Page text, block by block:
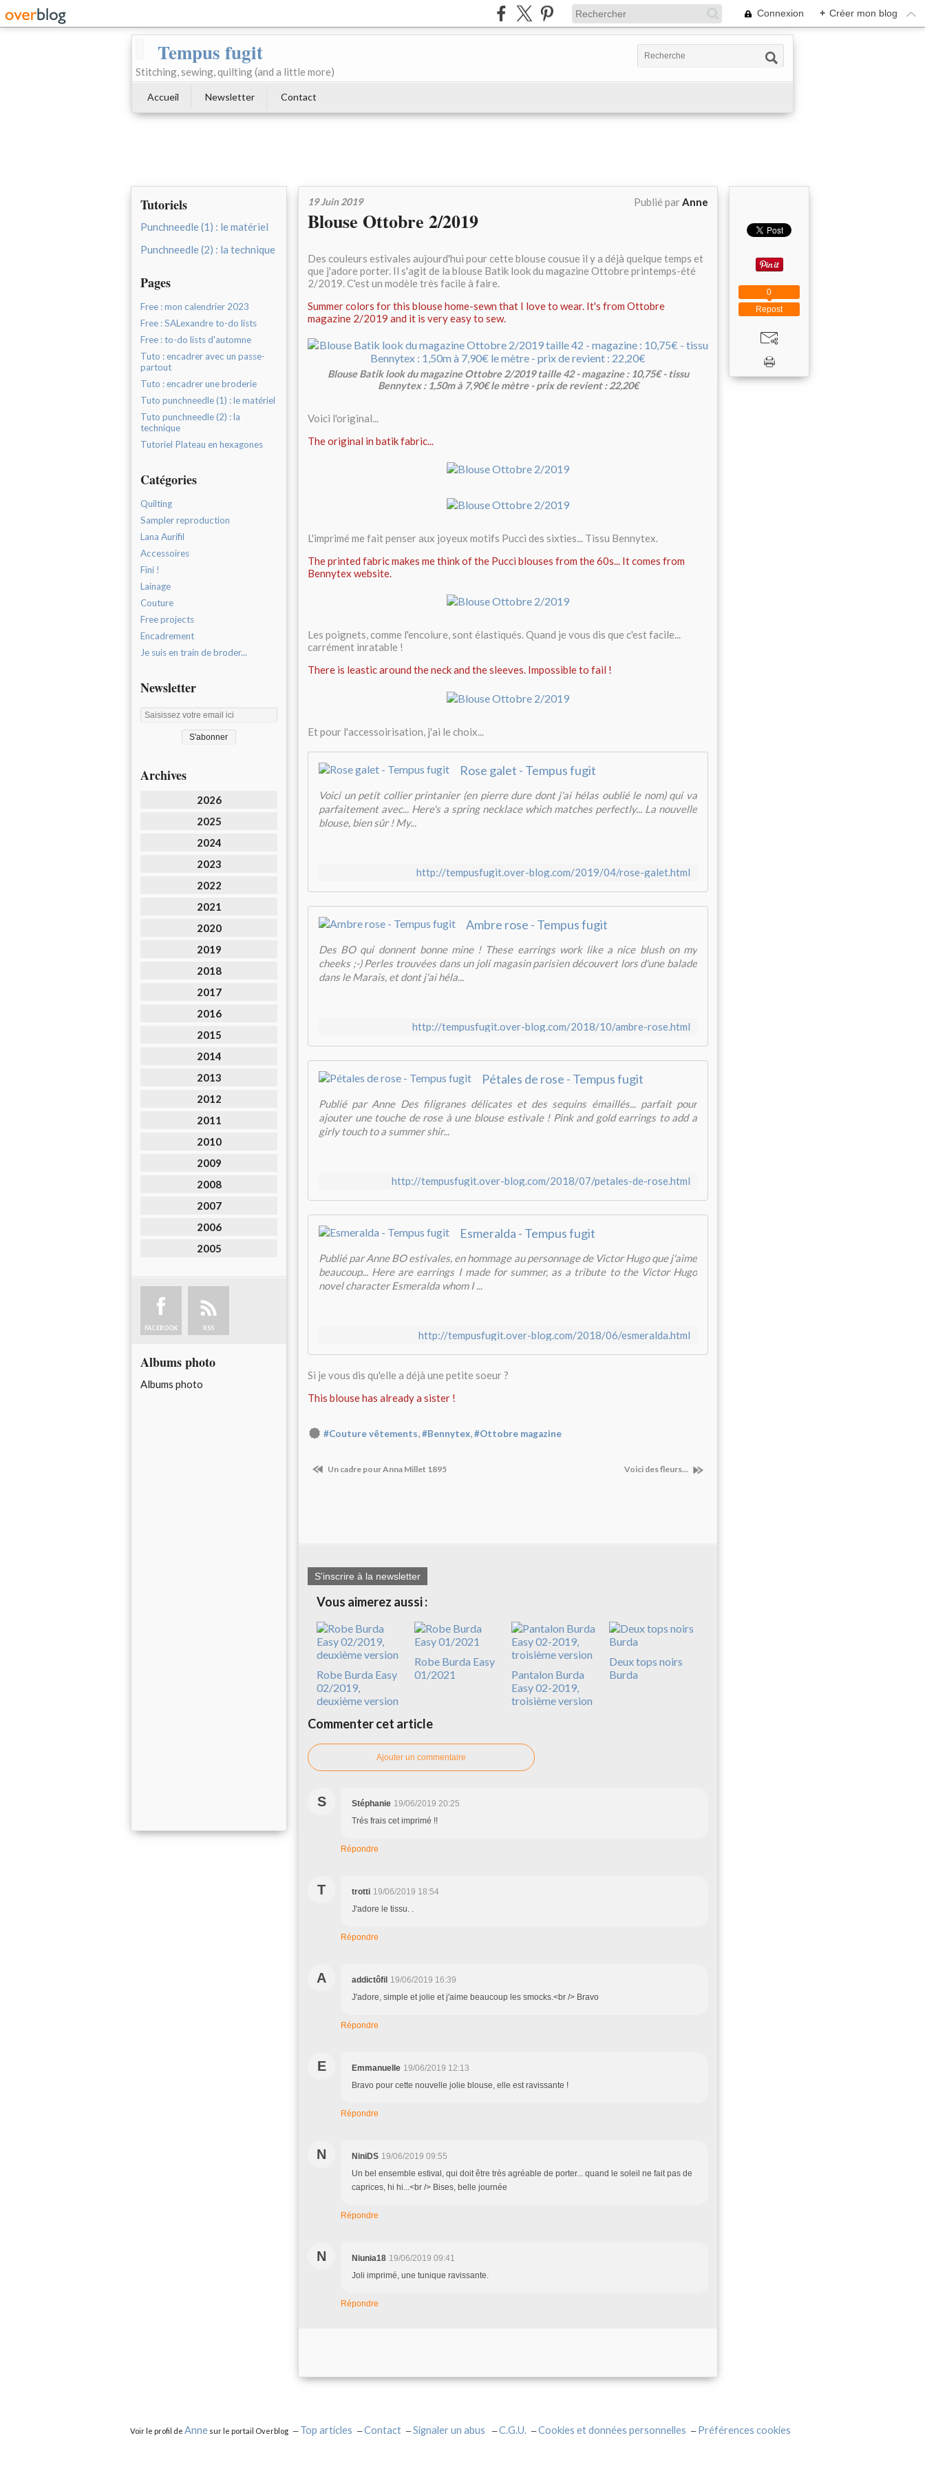
Connexion + Créer mon blog
Tempus fugit
Stitching, sewing, quilting (and a little more)
Accueil Newsletter Contact
Tutoriels
Punchneedle (1) : le matériel
Punchneedle (2) : la technique
Pages
Free : mon calendrier 2023
Free : SALexandre to-do lists
Free : to-do lists d'automne
Tuto : encadrer avec un passe-
partout
Tuto : encadrer une broderie
Tuto punchneedle (1) : le matériel
Tuto punchneedle (2) : la
technique
Tutoriel Plateau en hexagones
Catégories
Quilting
Sampler reproduction
Lana Aurifil
Accessoires
Fini !
Lainage
Couture
Free projects
Encadrement
Je suis en train de broder...
Newsletter
Archives
2026
2025
2024
2023
2022
2021
2020
2019
2018
2017
2016
2015
2014
2013
2012
2011
2010
2009
2008
2007
2006
2005
FACEBOOK RSS
Albums photo
Albums photo
19 Juin 2019 Publié parAnne
Blouse Ottobre 2/2019
Des couleurs estivales aujourd'hui pour cette blouse cousue il y a déjà quelque temps et
que j'adore porter. Il s'agit de la blouse Batik look du magazine Ottobre printemps-été
2/2019. C'est un modèle très facile à faire.
Summer colors for this blouse home-sewn that I love to wear. It's from Ottobre
magazine 2/2019 and it is very easy to sew.
Blouse Batik look du magazine Ottobre 2/2019 taille 42 - magazine : 10,75€ - tissu
Bennytex : 1,50m à 7,90€ le mètre - prix de revient : 22,20€
Voici l'original...
The original in batik fabric...
L'imprimé me fait penser aux joyeux motifs Pucci des sixties... Tissu Bennytex.
The printed fabric makes me think of the Pucci blouses from the 60s... It comes from
Bennytex website.
Les poignets, comme l'encolure, sont élastiqués. Quand je vous dis que c'est facile...
carrément inratable !
There is leastic around the neck and the sleeves. Impossible to fail !
Et pour l'accessoirisation, j'ai le choix...
Rose galet - Tempus fugit
Voici un petit collier printanier (en pierre dure dont j'ai hélas oublié le nom) qui va
parfaitement avec... Here's a spring necklace which matches perfectly... La nouvelle
blouse, bien sûr ! My...
http://tempusfugit.over-blog.com/2019/04/rose-galet.html
Ambre rose - Tempus fugit
Des BO qui donnent bonne mine ! These earrings work like a nice blush on my
cheeks ;-) Perles trouvées dans un joli magasin parisien découvert lors d'une balade
dans le Marais, et dont j'ai héla...
http://tempusfugit.over-blog.com/2018/10/ambre-rose.html
Pétales de rose - Tempus fugit
Publié par Anne Des filigranes délicates et des sequins émaillés... parfait pour
ajouter une touche de rose à une blouse estivale ! Pink and gold earrings to add a
girly touch to a summer shir...
http://tempusfugit.over-blog.com/2018/07/petales-de-rose.html
Esmeralda - Tempus fugit
Publié par Anne BO estivales, en hommage au personnage de Victor Hugo que j'aime
beaucoup... Here are earrings I made for summer, as a tribute to the Victor Hugo
novel character Esmeralda whom I ...
http://tempusfugit.over-blog.com/2018/06/esmeralda.html
Si je vous dis qu'elle a déjà une petite soeur ?
This blouse has already a sister !
#Couture vêtements,#Bennytex,#Ottobre magazine
Un cadre pour Anna Millet 1895 Voici des fleurs...
S'inscrire à la newsletter
Vous aimerez aussi :
Robe Burda Easy
02/2019,
deuxième version
Robe Burda Easy
01/2021
Pantalon Burda
Easy 02-2019,
troisième version
Deux tops noirs
Burda
Commenter cet article
Ajouter un commentaire
S Stéphanie 19/06/2019 20:25
Trés frais cet imprimé !!
Répondre
T trotti 19/06/2019 18:54
J'adore le tissu. .
Répondre
A addictôfil 19/06/2019 16:39
J'adore, simple et jolie et j'aime beaucoup les smocks.<br /> Bravo
Répondre
E Emmanuelle 19/06/2019 12:13
Bravo pour cette nouvelle jolie blouse, elle est ravissante !
Répondre
N NiniDS 19/06/2019 09:55
Un bel ensemble estival, qui doit être très agréable de porter... quand le soleil ne fait pas de
caprices, hi hi...<br /> Bises, belle journée
Répondre
N Niunia18 19/06/2019 09:41
Joli imprimé, une tunique ravissante.
Répondre
Repost
0
Voir le profil de Anne sur le portail Overblog Top articles Contact Signaler un abus C.G.U. Cookies et données personnelles Préférences cookies